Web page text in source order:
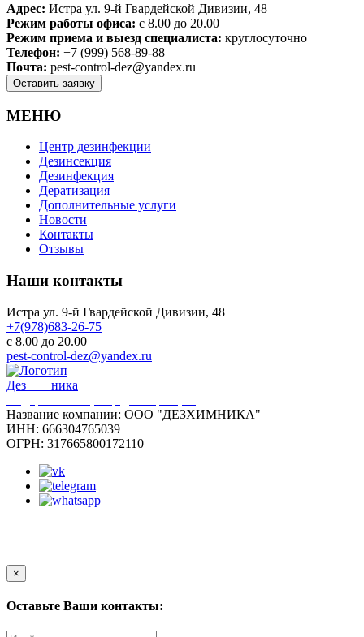
Адрес: Истра ул. 9-й Гвардейской Дивизии, 48
Режим работы офиса: с 8.00 до 20.00
Режим приема и выезд специалиста: круглосуточно
Телефон: +7 (999) 568-89-88
Почта: pest-control-dez@yandex.ru
МЕНЮ
Центр дезинфекции
Дезинсекция
Дезинфекция
Дератизация
Дополнительные услуги
Новости
Контакты
Отзывы
Наши контакты
Истра ул. 9-й Гвардейской Дивизии, 48
+7(978)683-26-75
с 8.00 до 20.00
pest-control-dez@yandex.ru
Дез
ника
Название компании: ООО "ДЕЗХИМНИКА"
ИНН: 666304765039
ОГРН: 317665800172110
×
Оставьте Ваши контакты: